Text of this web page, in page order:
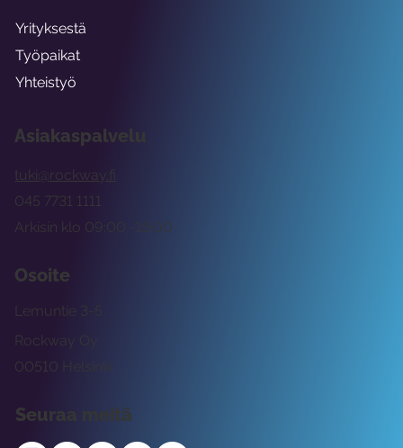
Asiakaspalvelu
tuki@rockway.fi
Arkisin klo 09:00 -15:00
045 7731 1111
Osoite
Rockway Oy
Lemuntie 3-5
00510 Helsinki
Seuraa meitä
Yrityksestä
Työpaikat
Yhteistyö